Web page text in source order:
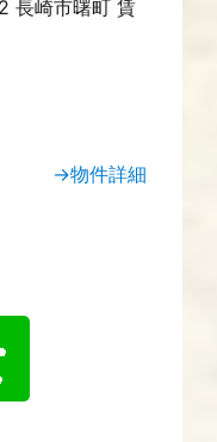
長崎市曙町 賃
→物件詳細